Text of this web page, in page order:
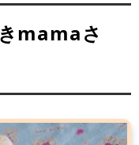
mamaさ